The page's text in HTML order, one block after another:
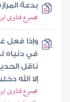
بدعة
مجموع فتاوى
وإذا فعل
في دنياه
ناقل
إلا الله
مجموع فتاوى